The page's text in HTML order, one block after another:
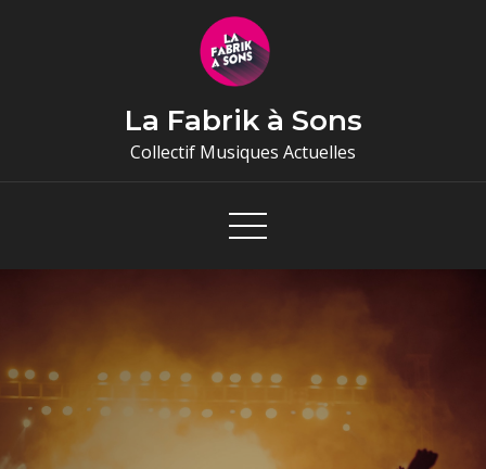
La Fabrik à Sons
Collectif Musiques Actuelles